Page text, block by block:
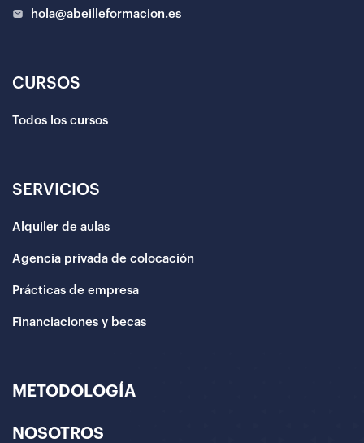
hola@abeilleformacion.es
CURSOS
Todos los cursos
SERVICIOS
Alquiler de aulas
Agencia privada de colocación
Prácticas de empresa
Financiaciones y becas
METODOLOGÍA
NOSOTROS